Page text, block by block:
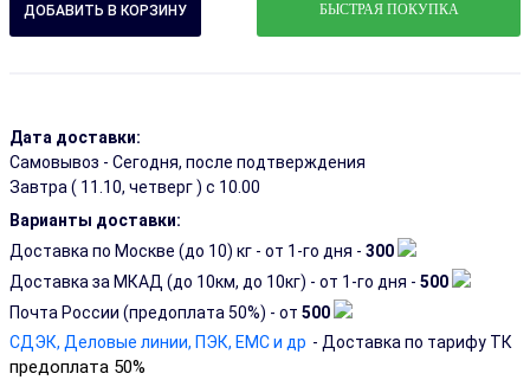
БЫСТРАЯ ПОКУПКА
Дата доставки:
Самовывоз - Сегодня, после подтверждения
Завтра ( 11.10, четверг) с 10.00
Варианты доставки:
Доставка по Москве (до 10) кг - от 1-го дня - 300
Доставка за МКАД (до 10км, до 10кг) - от 1-го дня - 500
Почта России (предоплата 50%) - от 500
СДЭК, Деловые линии, ПЭК, EMC и др
предоплата 50%
- Доставка по тарифу ТК